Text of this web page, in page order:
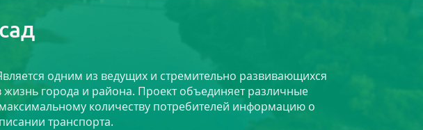
одним из ведущих и стремительно развивающихся
города и района. Проект объединяет различные
количеству потребителей информацию о
транспорта.